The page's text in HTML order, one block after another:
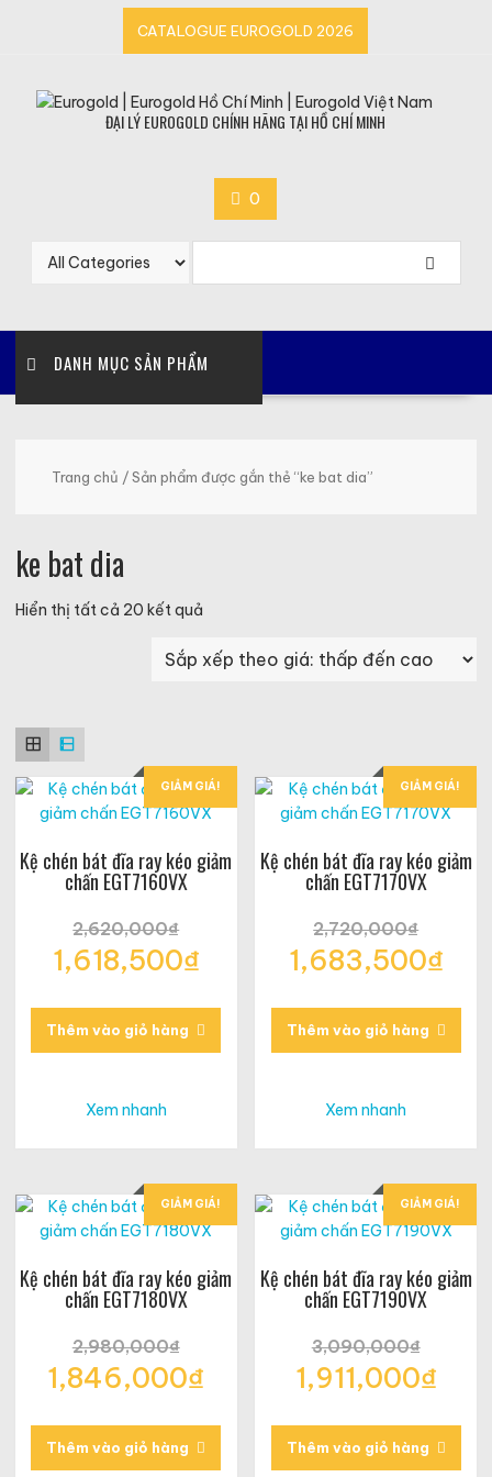
CATALOGUE EUROGOLD 2026
ĐẠI LÝ EUROGOLD CHÍNH HÃNG TẠI HỒ CHÍ MINH
0
DANH MỤC SẢN PHẨM
Trang chủ / Sản phẩm được gắn thẻ “ke bat dia”
ke bat dia
Hiển thị tất cả 20 kết quảĐã
xếp
cao
GIẢM GIÁ!
Kệ chén bát đĩa ray kéo giảm
chấn EGT7160VX
2,620,000₫
Giá
gốc
1,618,500₫
hiện
tại
là:
Thêm vào giỏ hàng
Xem nhanh
GIẢM GIÁ!
Kệ chén bát đĩa ray kéo giảm
chấn EGT7170VX
2,720,000₫
Giá
gốc
1,683,500₫
hiện
tại
là:
Thêm vào giỏ hàng
Xem nhanh
GIẢM GIÁ!
Kệ chén bát đĩa ray kéo giảm
chấn EGT7180VX
2,980,000₫
Giá
gốc
2,980,000₫.
1,846,000₫
hiện
tại
là:
Thêm vào giỏ hàng
GIẢM GIÁ!
Kệ chén bát đĩa ray kéo giảm
chấn EGT7190VX
3,090,000₫
Giá
gốc
3,090,000₫.
1,911,000₫
hiện
tại
là:
Thêm vào giỏ hàng